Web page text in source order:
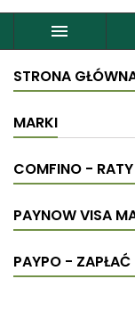

STRONA
MARKI
COMFINO -
PAYNOW VISA
PAYPO - ZAPŁAĆ
Anuluj